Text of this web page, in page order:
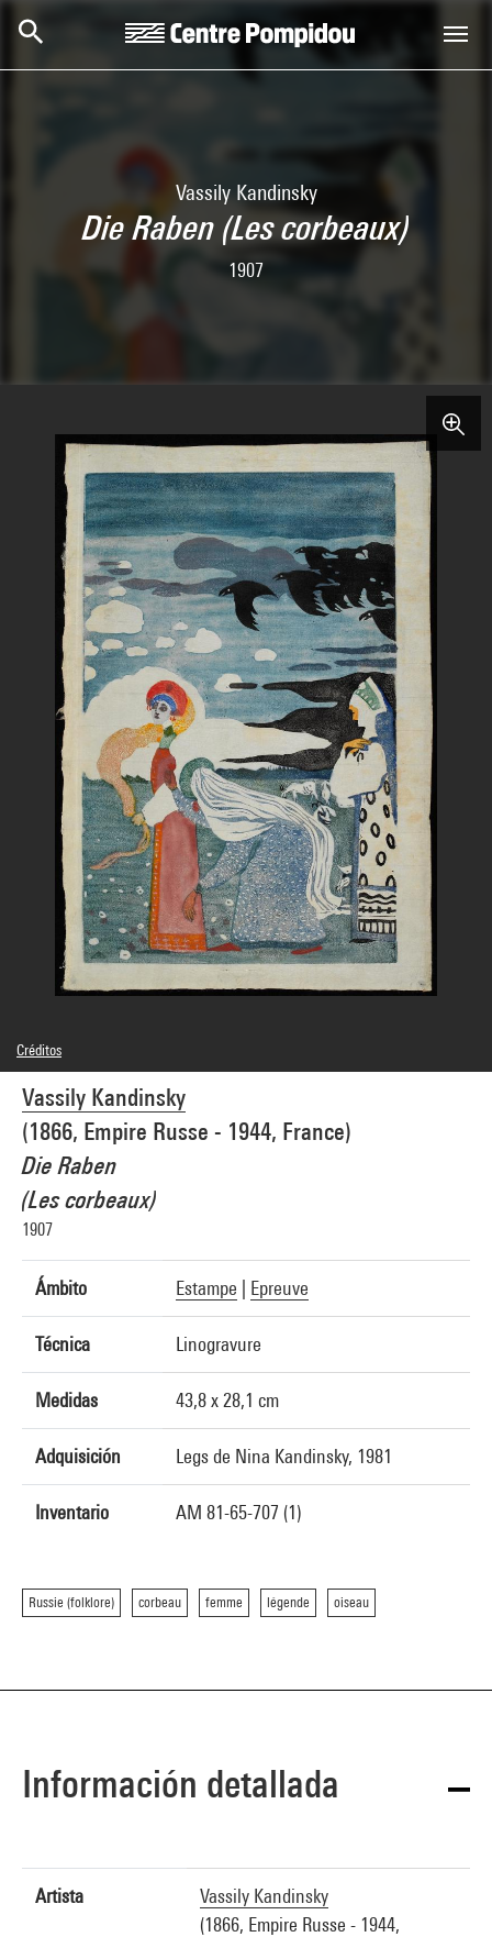
Vassily Kandinsky
Die Raben (Les corbeaux)
1907
Vassily Kandinsky
(1866, Empire Russe - 1944, France)
Die Raben
(Les corbeaux)
1907
Ámbito Estampe Epreuve
Técnica Linogravure
Medidas 43,8 x 28,1 cm
Adquisición Legs de Nina Kandinsky, 1981
Inventario AM 81-65-707 (1)
Russie (folklore) corbeau femme légende oiseau
Créditos
Domaine public
Créditos fotográficos : Centre Pompidou, MNAM-CCI/Georges Meguerditchian/Dist.
GrandPalaisRmn
Referencia de la imagen : 4N03447
Difusión de la imagen :
Información detallada
Artista
Vassily Kandinsky
(1866, Empire Russe - 1944,